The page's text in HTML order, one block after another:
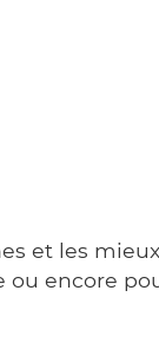
et les
ou encore